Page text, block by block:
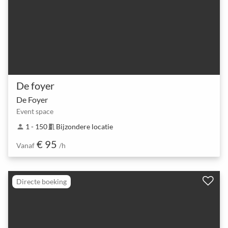
De foyer
De Foyer
Event space
person 1 - 150meeting_room Bijzondere locatie
Vanaf € 95 /h
Directe boeking